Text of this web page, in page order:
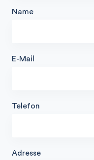
Name
E-Mail
Telefon
Adresse